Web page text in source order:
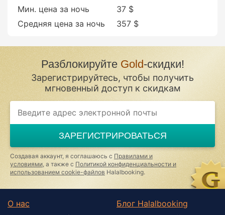
Мин. цена за ночь
37 $
Средняя цена за ночь
357 $
Разблокируйте Gold-скидки!
Зарегистрируйтесь, чтобы получить
мгновенный доступ к скидкам
If
you
ignore
this
field
ЗАРЕГИСТРИРОВАТЬСЯ
Создавая аккаунт, я соглашаюсь с Правилами и
условиями , а также с Политикой конфиденциальности и
использованием cookie-файлов Halalbooking.
О нас
Блог Halalbooking